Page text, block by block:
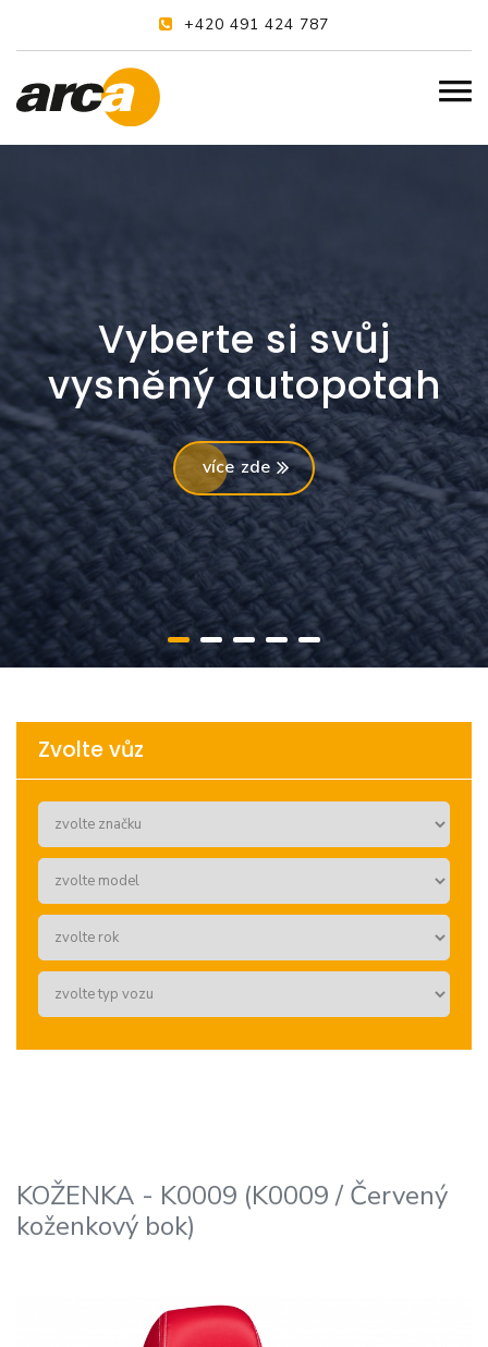
+420 491 424 787
Vyberte si svůj
vysněný autopotah
více zde
Zvolte vůz
KOŽENKA - K0009 (K0009 / Červený
koženkový bok)